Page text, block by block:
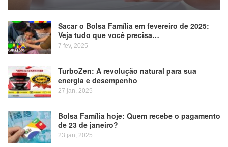
Sacar o Bolsa Família em fevereiro de 2025:
Veja tudo que você precisa…
7 fev, 2025
TurboZen: A revolução natural para sua
energia e desempenho
27 jan, 2025
Bolsa Família hoje: Quem recebe o pagamento
de 23 de janeiro?
23 jan, 2025